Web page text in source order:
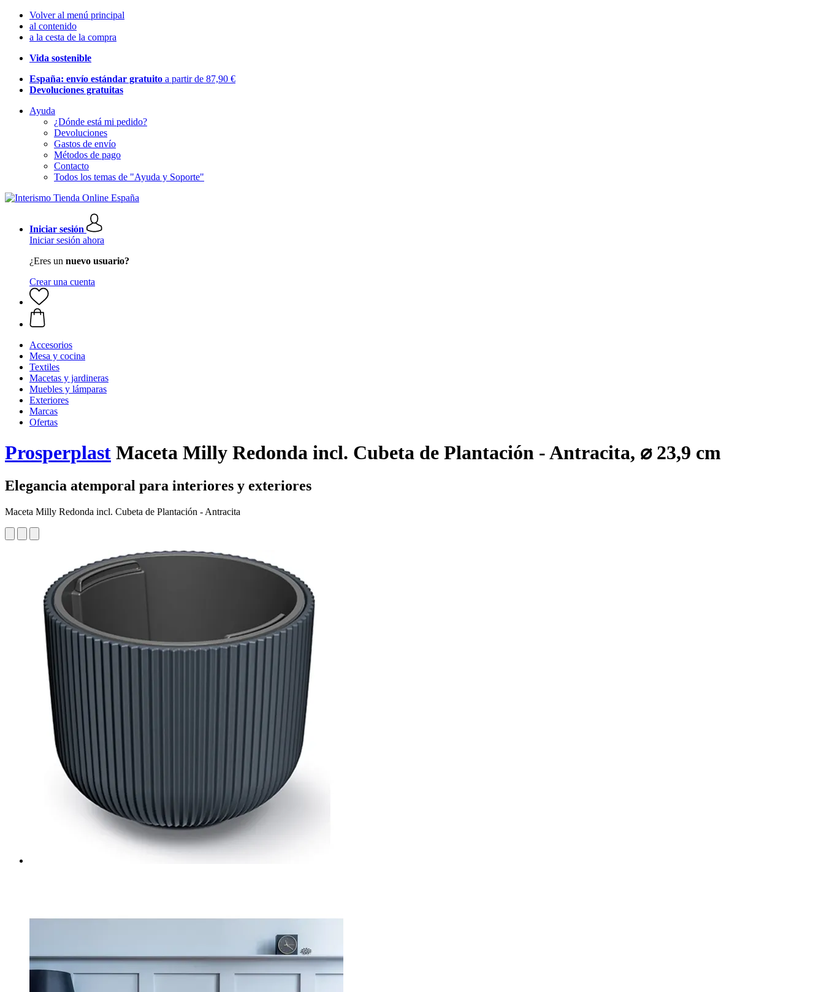
Volver al menú principal
al contenido
a la cesta de la compra
Vida sostenible
España: envío estándar gratuito a partir de 87,90 €
Devoluciones gratuitas
Ayuda
¿Dónde está mi pedido?
Devoluciones
Gastos de envío
Métodos de pago
Contacto
Todos los temas de "Ayuda y Soporte"
Iniciar sesión
Iniciar sesión ahora
¿Eres un nuevo usuario?
Crear una cuenta
Accesorios
Mesa y cocina
Textiles
Macetas y jardineras
Muebles y lámparas
Exteriores
Marcas
Ofertas
Prosperplast Maceta Milly Redonda incl. Cubeta de Plantación - Antracita, ⌀ 23,9 cm
Elegancia atemporal para interiores y exteriores
Maceta Milly Redonda incl. Cubeta de Plantación - Antracita